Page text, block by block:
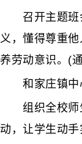
召开主题班
义，懂得尊重
养劳动意识。(
和家庄镇中
组织全校师生
动，让学生动